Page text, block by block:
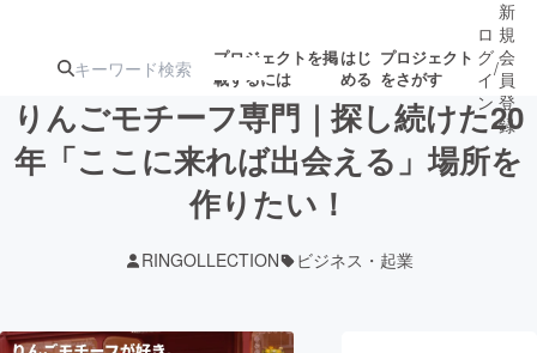
プロジェクトを掲
載するには
はじ
める
プロジェクト
をさがす
注目の新着プロ募集終了が近いプ
ロ
グ
イ
ン
/
新
規
会
員
登
録
りんごモチーフ専門｜探し続けた20
年「ここに来れば出会える」場所を
作りたい！
RINGOLLECTION ビジネス・起業